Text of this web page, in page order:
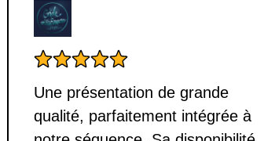
d'une communication
Une présentation de grande
qualité, parfaitement intégrée à